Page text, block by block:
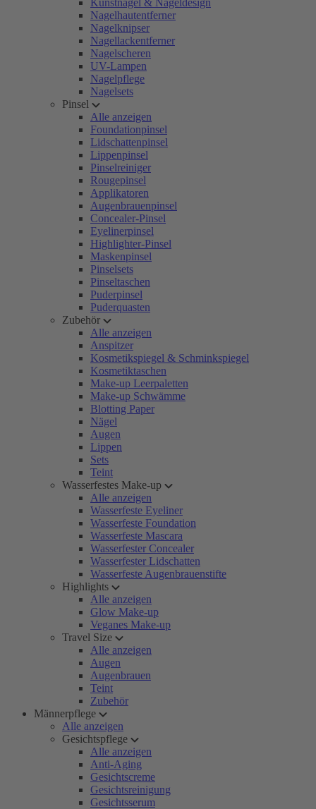
Kunstnägel & Nageldesign
Nagelhautentferner
Nagelknipser
Nagellackentferner
Nagelscheren
UV-Lampen
Nagelpflege
Nagelsets
Pinsel
Alle anzeigen
Foundationpinsel
Lidschattenpinsel
Lippenpinsel
Pinselreiniger
Rougepinsel
Applikatoren
Augenbrauenpinsel
Concealer-Pinsel
Eyelinerpinsel
Highlighter-Pinsel
Maskenpinsel
Pinselsets
Pinseltaschen
Puderpinsel
Puderquasten
Zubehör
Alle anzeigen
Anspitzer
Kosmetikspiegel & Schminkspiegel
Kosmetiktaschen
Make-up Leerpaletten
Make-up Schwämme
Blotting Paper
Nägel
Augen
Lippen
Sets
Teint
Wasserfestes Make-up
Alle anzeigen
Wasserfeste Eyeliner
Wasserfeste Foundation
Wasserfeste Mascara
Wasserfester Concealer
Wasserfester Lidschatten
Wasserfeste Augenbrauenstifte
Highlights
Alle anzeigen
Glow Make-up
Veganes Make-up
Travel Size
Alle anzeigen
Augen
Augenbrauen
Teint
Zubehör
Männerpflege
Alle anzeigen
Gesichtspflege
Alle anzeigen
Anti-Aging
Gesichtscreme
Gesichtsreinigung
Gesichtsserum